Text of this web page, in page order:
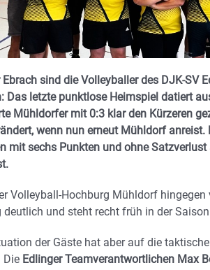
Ebrach sind die Volleyballer des DJK-SV
Das letzte punktlose Heimspiel datiert
Mühldorfer mit 0:3 klar den Kürzeren
wenn nun erneut Mühldorf
mit sechs Punkten und ohne
Volleyball-Hochburg Mühldorf
deutlich und steht recht früh in der
der Gäste hat aber auf die
Die Edlinger Teamverantwortlichen Max